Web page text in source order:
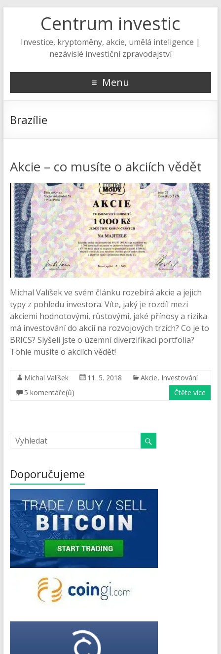
Centrum investic
Investice, kryptoměny, akcie, umělá inteligence |
nezávislé investiční zpravodajství
Menu
Brazílie
Akcie – co musíte o akciích vědět
Michal Valíšek ve svém článku rozebírá akcie a jejich
typy z pohledu investora. Víte, jaký je rozdíl mezi
akciemi hodnotovými, růstovými, jaké přínosy a rizika
má investování do akcií na rozvojových trzích? Co je to
BRICS? Slyšeli jste o územní diverzifikaci portfolia?
Tohle musíte o akciích vědět!
Michal Valíšek 11. 5. 2018 Akcie, Investování
5 komentáře(ů)
Čtěte více
Doporučujeme